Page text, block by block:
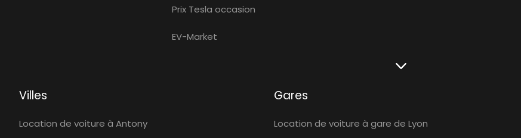
Prix Tesla occasion
EV-Market
Villes
Location de voiture à Antony
Gares
Location de voiture à gare de Lyon